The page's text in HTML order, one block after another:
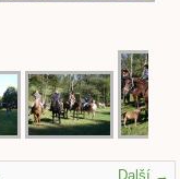
Další →